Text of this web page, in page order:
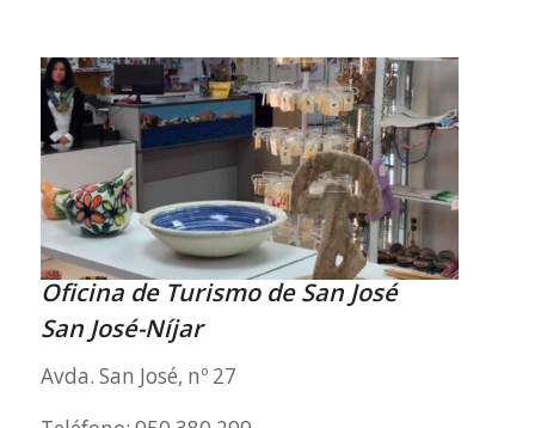
Oficina de Turismo de San José
San José-Níjar
Avda. San José, nº 27